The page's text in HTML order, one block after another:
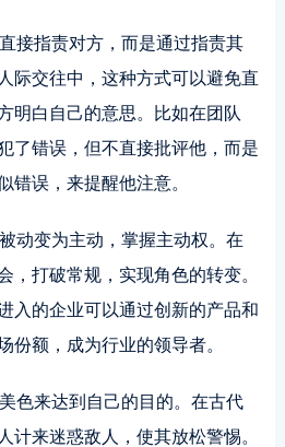
接指责对方，而是通过指责其
际交往中，这种方式可以避免直
明白自己的意思。比如在团队
了错误，但不直接批评他，而是
错误，来提醒他注意。
动变为主动，掌握主动权。在
，打破常规，实现角色的转变。
入的企业可以通过创新的产品和
份额，成为行业的领导者。
色来达到自己的目的。在古代
计来迷惑敌人，使其放松警惕。